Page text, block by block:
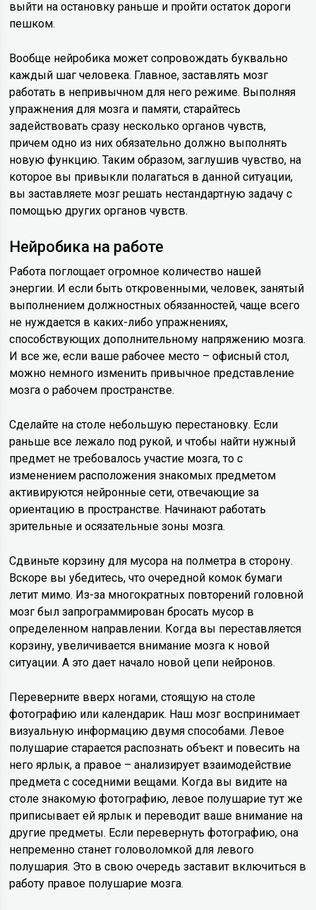
выйти на остановку раньше и пройти остаток дороги
пешком.
Вообще нейробика может сопровождать буквально
каждый шаг человека. Главное, заставлять мозг
работать в непривычном для него режиме. Выполняя
упражнения для мозга и памяти, старайтесь
задействовать сразу несколько органов чувств,
причем одно из них обязательно должно выполнять
новую функцию. Таким образом, заглушив чувство, на
которое вы привыкли полагаться в данной ситуации,
вы заставляете мозг решать нестандартную задачу с
помощью других органов чувств.
Нейробика на работе
Работа поглощает огромное количество нашей
энергии. И если быть откровенными, человек, занятый
выполнением должностных обязанностей, чаще всего
не нуждается в каких-либо упражнениях,
способствующих дополнительному напряжению мозга.
И все же, если ваше рабочее место – офисный стол,
можно немного изменить привычное представление
мозга о рабочем пространстве.
Сделайте на столе небольшую перестановку. Если
раньше все лежало под рукой, и чтобы найти нужный
предмет не требовалось участие мозга, то с
изменением расположения знакомых предметом
активируются нейронные сети, отвечающие за
ориентацию в пространстве. Начинают работать
зрительные и осязательные зоны мозга.
Сдвиньте корзину для мусора на полметра в сторону.
Вскоре вы убедитесь, что очередной комок бумаги
летит мимо. Из-за многократных повторений головной
мозг был запрограммирован бросать мусор в
определенном направлении. Когда вы переставляется
корзину, увеличивается внимание мозга к новой
ситуации. А это дает начало новой цепи нейронов.
Переверните вверх ногами, стоящую на столе
фотографию или календарик. Наш мозг воспринимает
визуальную информацию двумя способами. Левое
полушарие старается распознать объект и повесить на
него ярлык, а правое – анализирует взаимодействие
предмета с соседними вещами. Когда вы видите на
столе знакомую фотографию, левое полушарие тут же
приписывает ей ярлык и переводит ваше внимание на
другие предметы. Если перевернуть фотографию, она
непременно станет головоломкой для левого
полушария. Это в свою очередь заставит включиться в
работу правое полушарие мозга.